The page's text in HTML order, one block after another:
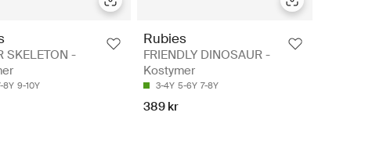
SKELETON -
8Y 9-10Y
Rubies
FRIENDLY DINOSAUR -
Kostymer
3-4Y 5-6Y 7-8Y
389 kr